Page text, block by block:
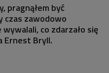
pragnąłem być
czas zawodowo
co zdarzało się
Ernest Bryll.